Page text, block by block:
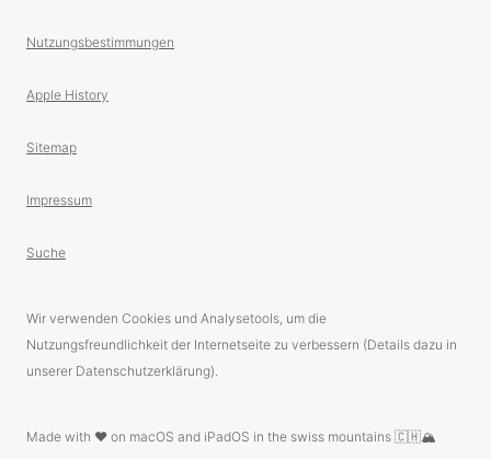
Nutzungsbestimmungen
Apple History
Sitemap
Impressum
Suche
Wir verwenden Cookies und Analysetools, um die
Nutzungsfreundlichkeit der Internetseite zu verbessern (Details dazu in
unserer Datenschutzerklärung).
Made with ❤️ on macOS and iPadOS in the swiss mountains 🇨🇭🏔